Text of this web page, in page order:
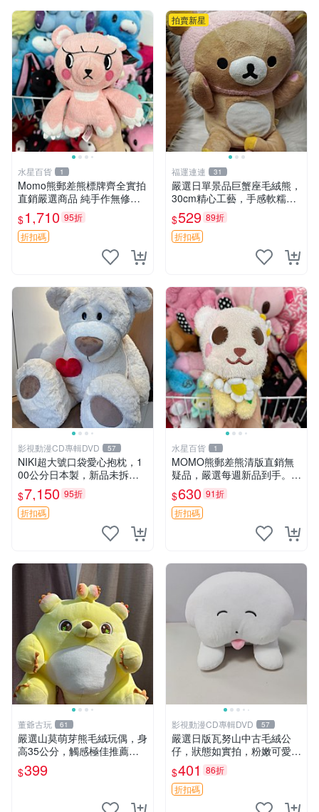
水星百貨 1
Momo熊郵差熊標牌齊全實拍
直銷嚴選商品 純手作無修圖
可收藏 郵差熊 Momo熊 標牌
商品
$1,710 95折
折扣碼
拍賣新星
福運連連 31
嚴選日單景品巨蟹座毛絨熊，
30cm精心工藝，手感軟糯推
薦收藏送人 巨蟹座 毛絨玩具
精緻做工
$529 89折
折扣碼
影視動漫CD專輯DVD 57
NIKI超大號口袋愛心抱枕，1
00公分日本製，新品未拆封
胖嘟嘟收藏推薦 愛心抱枕 日
本 抱枕
$7,150 95折
折扣碼
水星百貨 1
MOMO熊郵差熊清版直銷無
疑品，嚴選每週新品到手。紅
薯啵啵鮮果間 郵差熊 清版 紅
薯啵啵間
$630 91折
折扣碼
董爺古玩 61
嚴選山莫萌芽熊毛絨玩偶，身
高35公分，觸感極佳推薦收
藏 萌芽熊 毛絨玩偶 串珠玩偶
$399
影視動漫CD專輯DVD 57
嚴選日版瓦努山中古毛絨公
仔，狀態如實拍，粉嫩可愛粉
絲必備。中古珍藏保管精細，
紙箱氣泡膜包裝妥帖送達。
中古玩偶 玩具 毛絨公仔
$401 86折
折扣碼